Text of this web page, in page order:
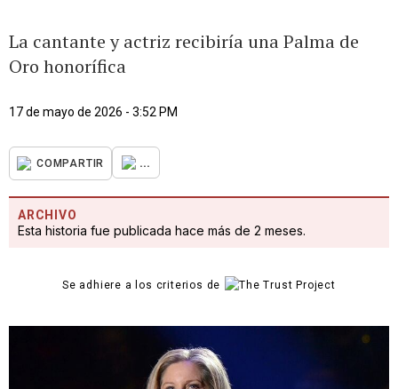
La cantante y actriz recibiría una Palma de
Oro honorífica
17 de mayo de 2026 - 3:52 PM
COMPARTIR ...
ARCHIVO
Esta historia fue publicada hace más de 2 meses.
Se adhiere a los criterios de